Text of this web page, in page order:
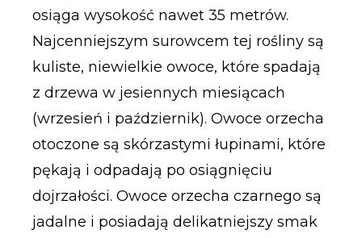
osiąga wysokość nawet 35 metrów.
Najcenniejszym surowcem tej rośliny są
kuliste, niewielkie owoce, które spadają
z drzewa w jesiennych miesiącach
(wrzesień i październik). Owoce orzecha
otoczone są skórzastymi łupinami, które
pękają i odpadają po osiągnięciu
dojrzałości. Owoce orzecha czarnego są
jadalne i posiadają delikatniejszy smak